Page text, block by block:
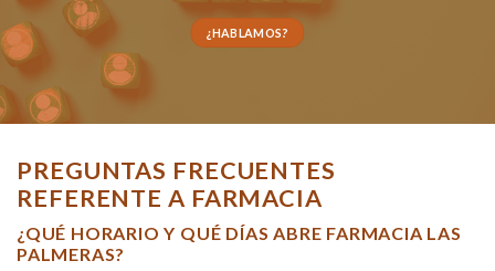
¿HABLAMOS?
PREGUNTAS FRECUENTES
REFERENTE A FARMACIA
¿QUÉ HORARIO Y QUÉ DÍAS ABRE FARMACIA LAS
PALMERAS?